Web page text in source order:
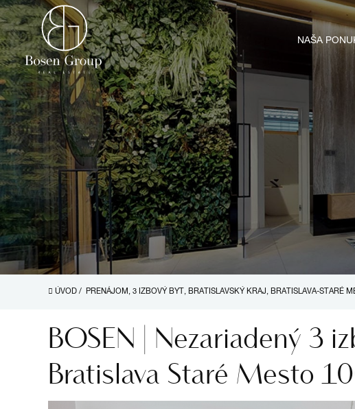
NAŠA
ÚVOD / PRENÁJOM, 3 IZBOVÝ BYT, BRATISLAVSKÝ KRAJ, BRATISLAVA-STARÉ
BOSEN | Nezariadený 3
Bratislava Staré Mesto